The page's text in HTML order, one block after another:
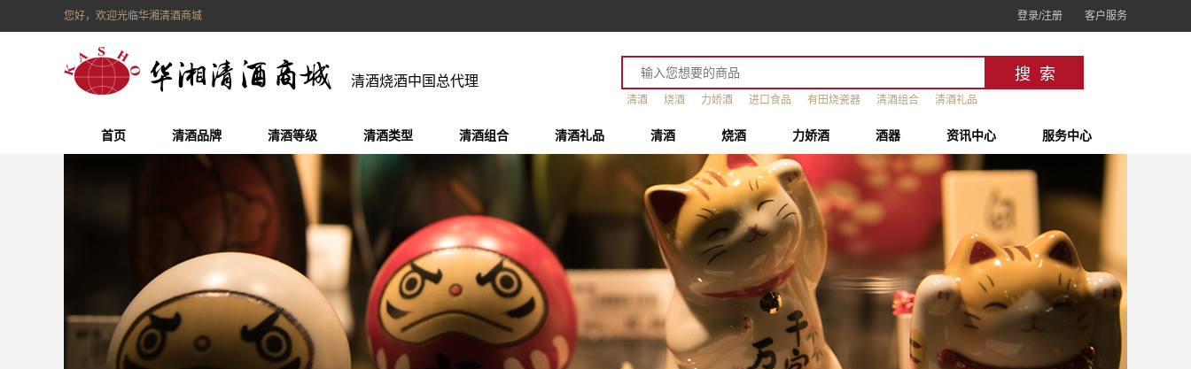
您好，欢迎光临华湘清酒商城 登录/注册 客户服务
清酒烧酒中国总代理
清酒 烧酒 力娇酒 进口食品 有田烧瓷器 清酒组合 清酒礼品
首页 清酒品牌 清酒等级 清酒类型 清酒组合 清酒礼品 清酒 烧酒 力娇酒 酒器 资讯中心 服务中心